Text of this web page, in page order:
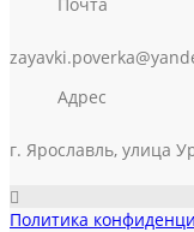
Адрес
г. Ярославль, улица
Политика